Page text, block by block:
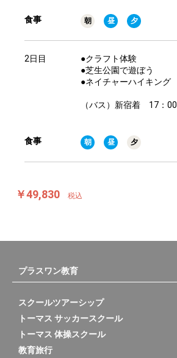
食事 朝 昼 夕
2日目
●クラフト体験
●芝生公園で遊ぼう
●ネイチャーハイキング
（バス）新宿着 17：00
食事 朝 昼 夕
￥49,830 税込
プラスワン教育
スクールツアーシップ
トーマス サッカースクール
トーマス 体操スクール
教育旅行